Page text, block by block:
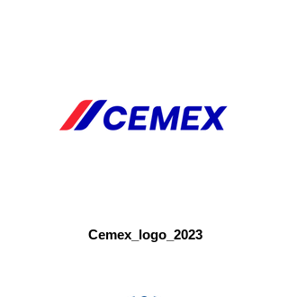
Cemex_logo_2023